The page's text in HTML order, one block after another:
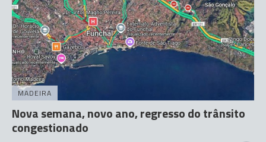
MADEIRA
Nova semana, novo ano, regresso do trânsito
congestionado